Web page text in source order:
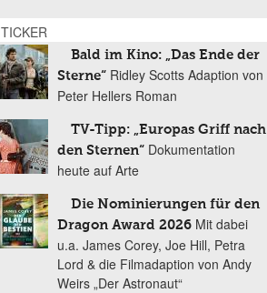
TICKER
Bald im Kino: „Das Ende der
Sterne“ Ridley Scotts Adaption von
Peter Hellers Roman
TV-Tipp: „Europas Griff nach
den Sternen“ Dokumentation
heute auf Arte
Die Nominierungen für den
Dragon Award 2026 Mit dabei
u.a. James Corey, Joe Hill, Petra
Lord & die Filmadaption von Andy
Weirs „Der Astronaut“